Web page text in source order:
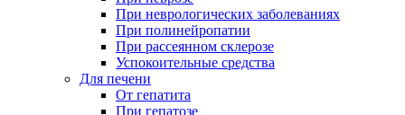
При неврологических заболеваниях
При полинейропатии
При рассеянном склерозе
Успокоительные средства
Для печени
От гепатита
При гепатозе